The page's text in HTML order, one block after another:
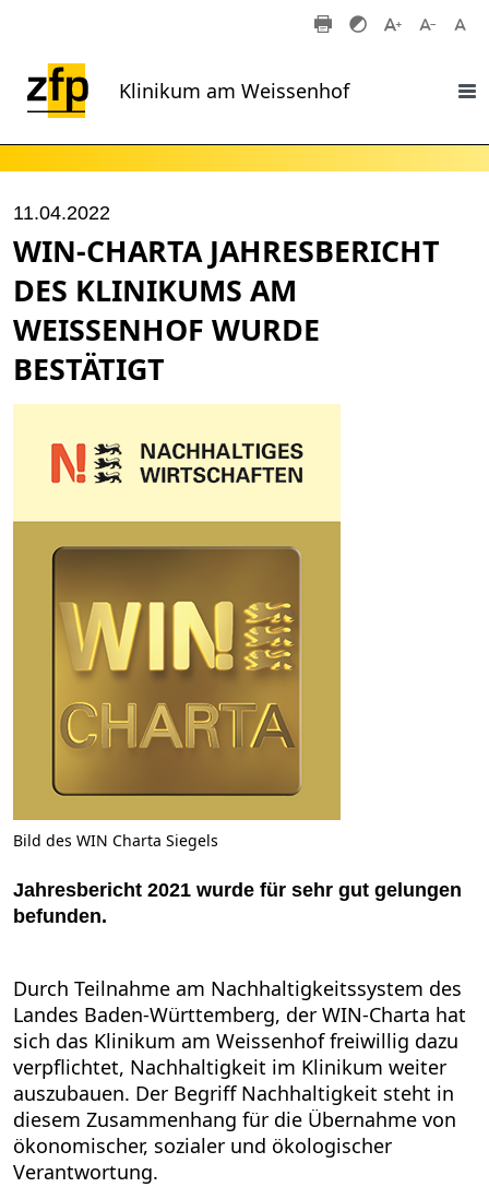
Klinikum am Weissenhof
11.04.2022
WIN-CHARTA JAHRESBERICHT
DES KLINIKUMS AM
WEISSENHOF WURDE
BESTÄTIGT
Bild des WIN Charta Siegels
Jahresbericht 2021 wurde für sehr gut gelungen
befunden.
Durch Teilnahme am Nachhaltigkeitssystem des
Landes Baden-Württemberg, der WIN-Charta hat
sich das Klinikum am Weissenhof freiwillig dazu
verpflichtet, Nachhaltigkeit im Klinikum weiter
auszubauen. Der Begriff Nachhaltigkeit steht in
diesem Zusammenhang für die Übernahme von
ökonomischer, sozialer und ökologischer
Verantwortung.